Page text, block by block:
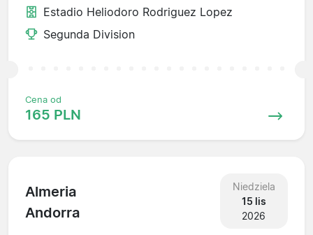
Estadio Heliodoro Rodriguez Lopez
Segunda Division
Cena od
165 PLN
Almeria
Andorra
Niedziela
15 lis
2026